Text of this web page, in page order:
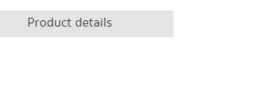
Product details